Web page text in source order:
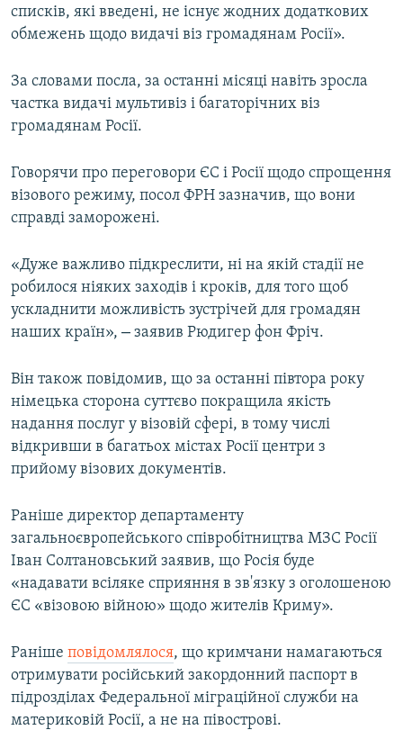
списків, які введені, не існує жодних додаткових
обмежень щодо видачі віз громадянам Росії».
За словами посла, за останні місяці навіть зросла
частка видачі мультивіз і багаторічних віз
громадянам Росії.
Говорячи про переговори ЄС і Росії щодо спрощення
візового режиму, посол ФРН зазначив, що вони
справді заморожені.
«Дуже важливо підкреслити, ні на якій стадії не
робилося ніяких заходів і кроків, для того щоб
ускладнити можливість зустрічей для громадян
наших країн», – заявив Рюдигер фон Фріч.
Він також повідомив, що за останні півтора року
німецька сторона суттєво покращила якість
надання послуг у візовій сфері, в тому числі
відкривши в багатьох містах Росії центри з
прийому візових документів.
Раніше директор департаменту
загальноєвропейського співробітництва МЗС Росії
Іван Солтановський заявив, що Росія буде
«надавати всіляке сприяння в зв'язку з оголошеною
ЄС «візовою війною» щодо жителів Криму».
Раніше повідомлялося, що кримчани намагаються
отримувати російський закордонний паспорт в
підрозділах Федеральної міграційної служби на
материковій Росії, а не на півострові.